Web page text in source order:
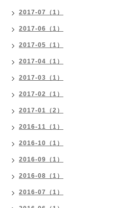
2017-07（1）
2017-06（1）
2017-05（1）
2017-04（1）
2017-03（1）
2017-02（1）
2017-01（2）
2016-11（1）
2016-10（1）
2016-09（1）
2016-08（1）
2016-07（1）